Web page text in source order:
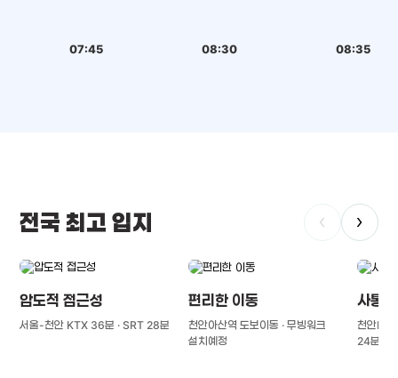
07:45 08:30 08:35
전국 최고 입지 ‹ ›
압도적 접근성
서울-천안 KTX 36분 · SRT 28분
편리한 이동
천안아산역 도보이동 · 무빙워크
설치예정
사통
천안IC(
24분